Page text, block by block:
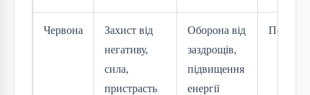
Червона
Захист від
негативу,
сила,
пристрасть
Оборона від
заздрощів,
підвищення
енергії